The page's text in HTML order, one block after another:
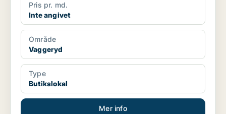
Pris pr. md.
Inte angivet
Område
Vaggeryd
Type
Butikslokal
Mer info